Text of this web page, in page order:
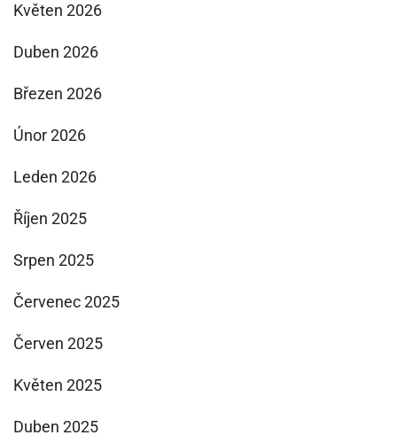
Květen 2026
Duben 2026
Březen 2026
Únor 2026
Leden 2026
Říjen 2025
Srpen 2025
Červenec 2025
Červen 2025
Květen 2025
Duben 2025